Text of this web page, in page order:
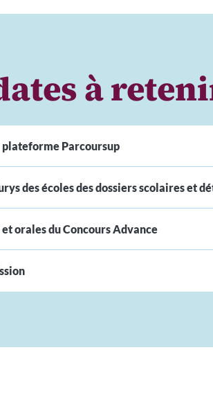
à
Parcoursup
des écoles des dossiers scolaires et
orales du Concours Advance